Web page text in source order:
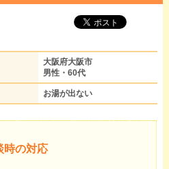
大阪府大阪市
男性・60代
お湯が出ない
時の対応